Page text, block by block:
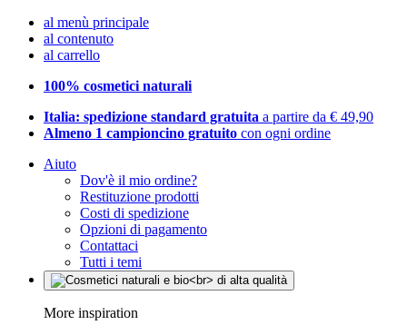
al menù principale
al contenuto
al carrello
100% cosmetici naturali
Italia: spedizione standard gratuita a partire da € 49,90
Almeno 1 campioncino gratuito con ogni ordine
Aiuto
Dov'è il mio ordine?
Restituzione prodotti
Costi di spedizione
Opzioni di pagamento
Contattaci
Tutti i temi
More inspiration